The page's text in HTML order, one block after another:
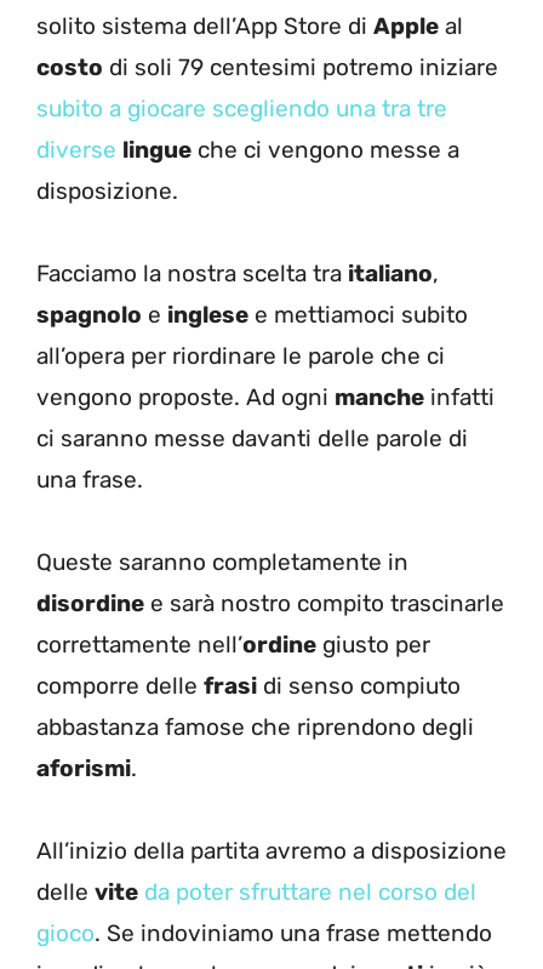
solito sistema dell’App Store di Apple al
costo di soli 79 centesimi potremo iniziare
subito a giocare scegliendo una tra tre
diverse lingue che ci vengono messe a
disposizione.
Facciamo la nostra scelta tra italiano,
spagnolo e inglese e mettiamoci subito
all’opera per riordinare le parole che ci
vengono proposte. Ad ogni manche infatti
ci saranno messe davanti delle parole di
una frase.
Queste saranno completamente in
disordine e sarà nostro compito trascinarle
correttamente nell’ordine giusto per
comporre delle frasi di senso compiuto
abbastanza famose che riprendono degli
aforismi.
All’inizio della partita avremo a disposizione
delle vite da poter sfruttare nel corso del
gioco. Se indoviniamo una frase mettendo